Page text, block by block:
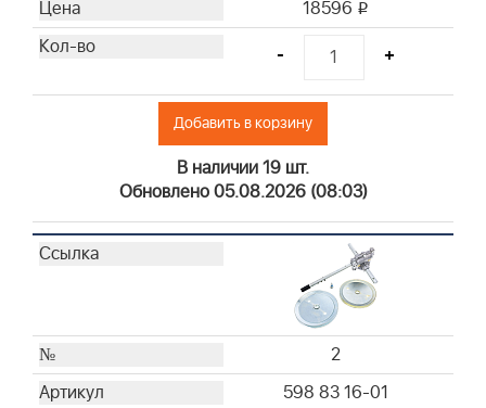
36
18596 i
- +
Добавить в корзину
В наличии 19 шт.
Обновлено 05.08.2026 (08:03)
2
598 83 16-01